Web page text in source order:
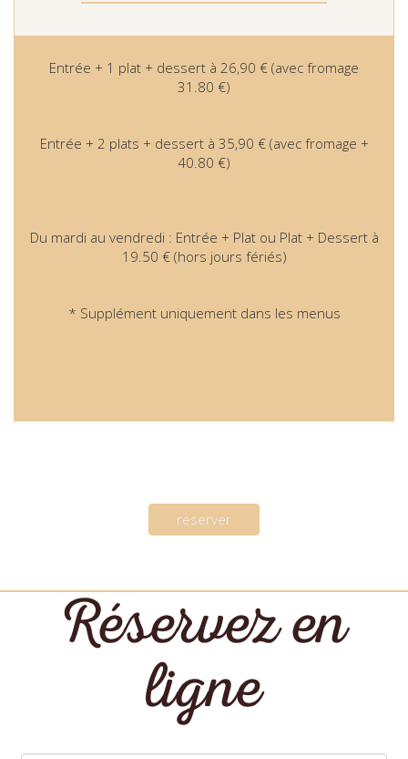
Entrée + 1 plat + dessert à 26,90 € (avec fromage
31.80 €)
Entrée + 2 plats + dessert à 35,90 € (avec fromage +
40.80 €)
Du mardi au vendredi : Entrée + Plat ou Plat + Dessert à
19.50 € (hors jours fériés)
* Supplément uniquement dans les menus
reserver
Réservez en
ligne